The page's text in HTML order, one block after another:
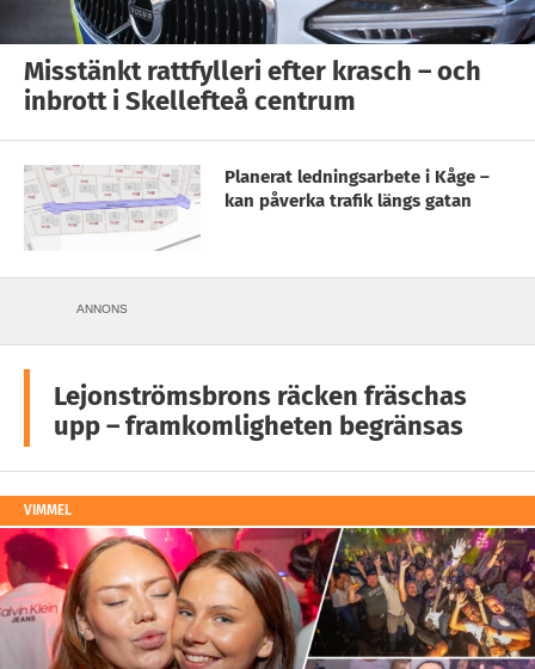
Misstänkt rattfylleri efter krasch – och
inbrott i Skellefteå centrum
Planerat ledningsarbete i Kåge –
kan påverka trafik längs gatan
ANNONS
Lejonströmsbrons räcken fräschas
upp – framkomligheten begränsas
VIMMEL